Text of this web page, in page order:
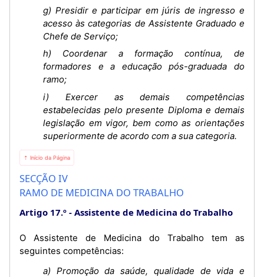
g) Presidir e participar em júris de ingresso e
acesso às categorias de Assistente Graduado e
Chefe de Serviço;
h) Coordenar a formação contínua, de
formadores e a educação pós-graduada do
ramo;
i) Exercer as demais competências
estabelecidas pelo presente Diploma e demais
legislação em vigor, bem como as orientações
superiormente de acordo com a sua categoria.
⇡ Início da Página
SECÇÃO IV
RAMO DE MEDICINA DO TRABALHO
Artigo 17.º Assistente de Medicina do Trabalho
O Assistente de Medicina do Trabalho tem as
seguintes competências:
a) Promoção da saúde, qualidade de vida e